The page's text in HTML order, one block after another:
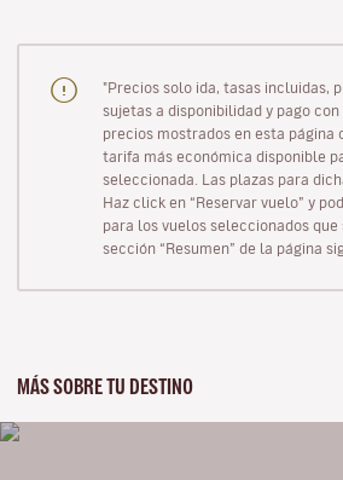
"Precios solo ida, tasas incluidas,
sujetas a disponibilidad y pago con
precios mostrados en esta página
tarifa más económica disponible
seleccionada. Las plazas para
Haz click en “Reservar vuelo” y
para los vuelos seleccionados
sección “Resumen” de la página
MÁS SOBRE TU DESTINO